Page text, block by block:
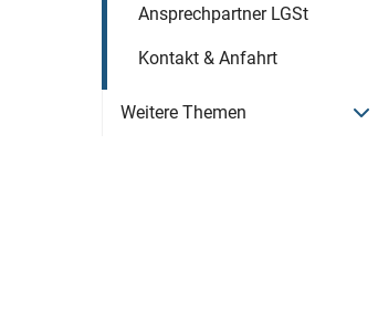
Ansprechpartner LGSt
Kontakt & Anfahrt
Weitere Themen